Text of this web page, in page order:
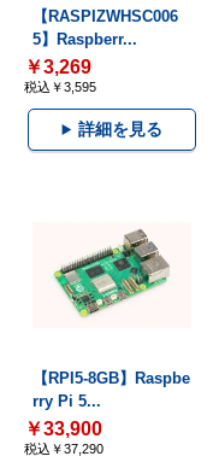
【RASPIZWHSC006
5】Raspberr...
￥3,269
税込￥3,595
詳細を見る
【RPI5-8GB】Raspbe
rry Pi 5...
￥33,900
税込￥37,290